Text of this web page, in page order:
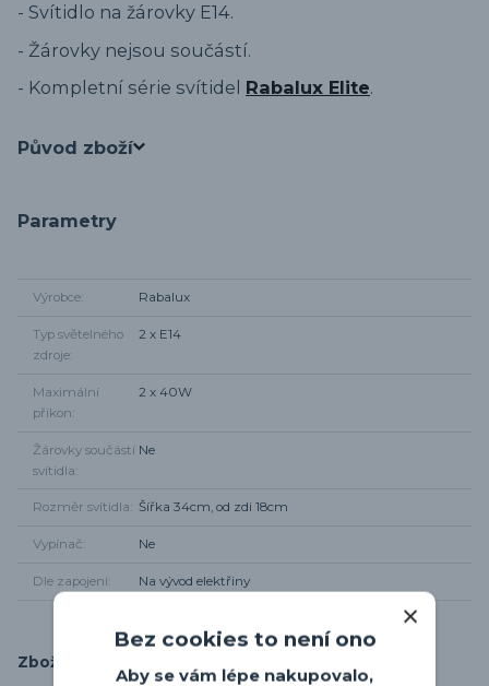
- Svítidlo na žárovky E14.
- Žárovky nejsou součástí.
- Kompletní série svítidel Rabalux Elite.
Původ zboží
Parametry
Výrobce Rabalux
Typ světelného
zdroje
2 x E14
Maximální
příkon
2 x 40W
Žárovky součástí
svítidla
Ne
Rozměr svítidla Šířka 34cm, od zdi 18cm
Vypínač Ne
Dle zapojení Na vývod elektřiny
Zboží zařazeno v kategoriích
Bez cookies to není ono
Aby se vám lépe nakupovalo,